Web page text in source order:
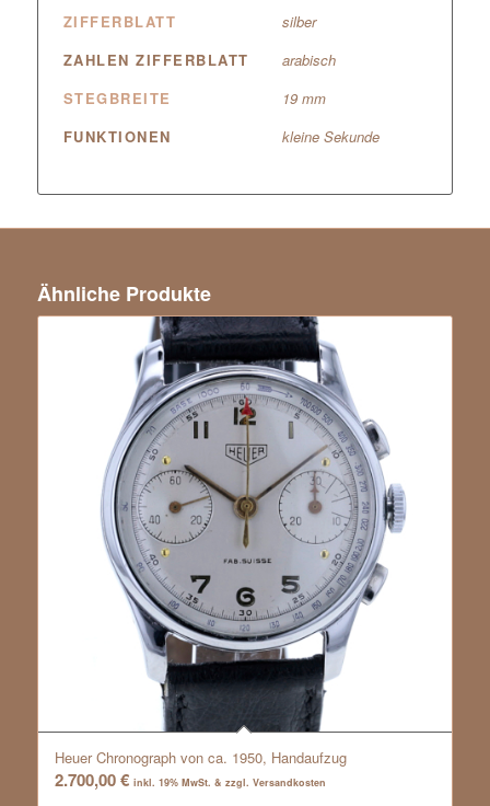
ZIFFERBLATT
silber
ZAHLEN ZIFFERBLATT
arabisch
STEGBREITE
19 mm
FUNKTIONEN
kleine Sekunde
Ähnliche Produkte
Heuer Chronograph von ca. 1950, Handaufzug
2.700,00€ inkl. 19% MwSt. & zzgl. Versandkosten